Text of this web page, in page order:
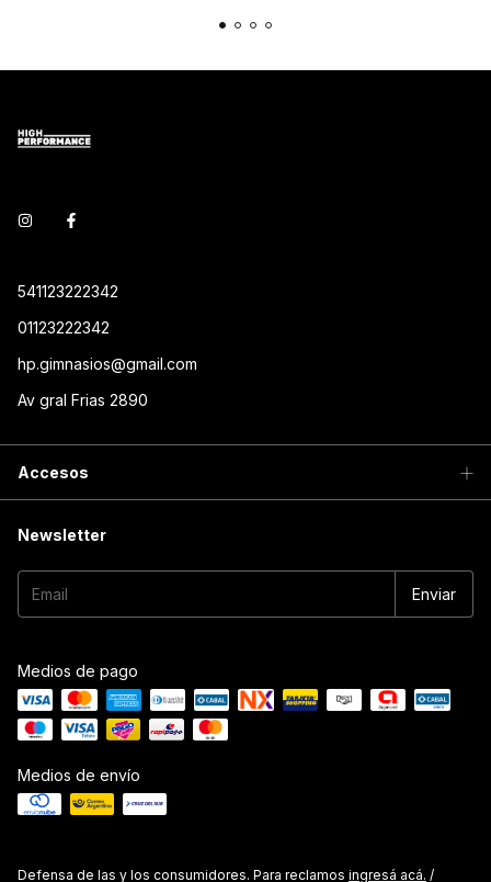
541123222342
01123222342
hp.gimnasios@gmail.com
Av gral Frias 2890
Accesos
Newsletter
Medios de pago
Medios de envío
Defensa de las y los consumidores. Para reclamos ingresá acá. /